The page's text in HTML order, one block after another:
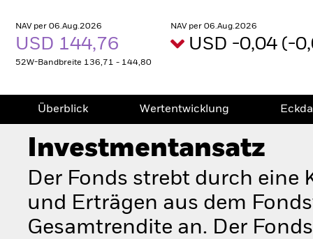
NAV per 06.Aug.2026
USD 144,76
52W-Bandbreite 136,71 - 144,80
NAV per 06.Aug.2026
USD -0,04 (-
Überblick Wertentwicklung
Investmentansatz
Der Fonds strebt durch
und Erträgen aus dem
Gesamtrendite an. Der